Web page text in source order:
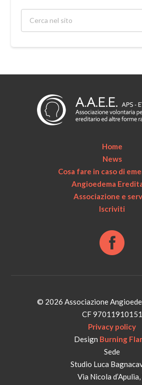
Home
News
Cosa fare in caso di
Angioedema
Associazione e
Iscriviti
© 2026 Associazione
CF 97011910151
Privacy policy
Design Burning
Sede
Studio Luca
Via Nicola d’Apulia,